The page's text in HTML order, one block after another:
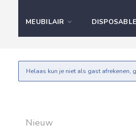
MEUBILAIR
Helaas kun je niet als gast afrekenen,
Nieuw